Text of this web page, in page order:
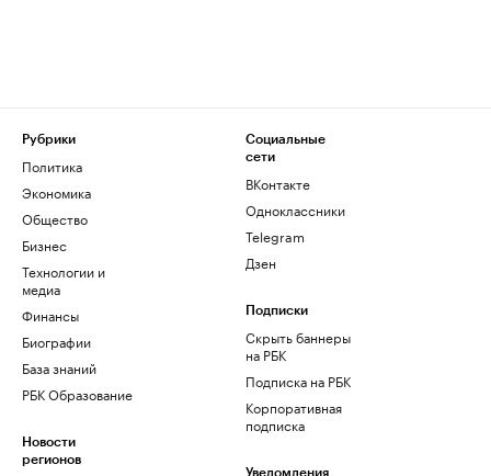
Рубрики
Политика
Экономика
Общество
Бизнес
Технологии и
медиа
Финансы
Биографии
База знаний
РБК Образование
Новости
регионов
Социальные
сети
ВКонтакте
Одноклассники
Telegram
Дзен
Подписки
Скрыть баннеры
на РБК
Подписка на РБК
Корпоративная
подписка
Уведомления